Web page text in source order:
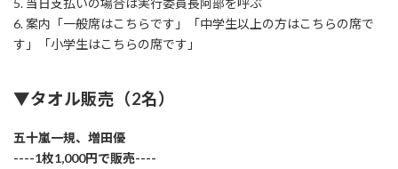
6. 案内「一般席はこちらです」「中学生以上の方はこちらの席で
す」「小学生はこちらの席です」
▼タオル販売（2名）
五十嵐一規、増田優
----1枚1,000円で販売----